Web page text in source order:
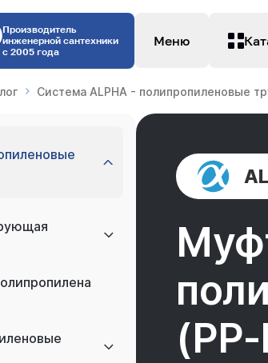
Производитель
инженерной сантехники
с 2005 года
Меню
Система ALPHA - полипропиленовые